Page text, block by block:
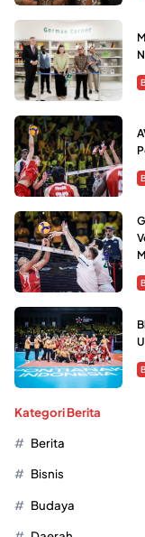
Kategori Berita
Berita
Bisnis
Budaya